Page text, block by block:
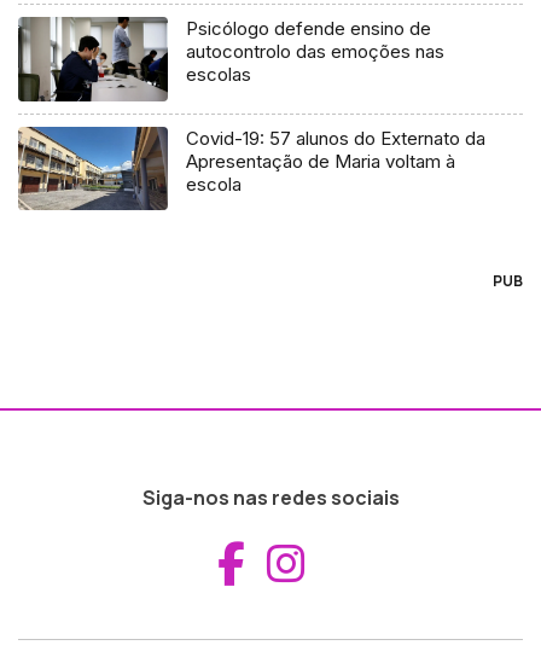
Psicólogo defende ensino de
autocontrolo das emoções nas
escolas
Covid-19: 57 alunos do Externato da
Apresentação de Maria voltam à
escola
PUB
Siga-nos nas redes sociais
Aceder ao